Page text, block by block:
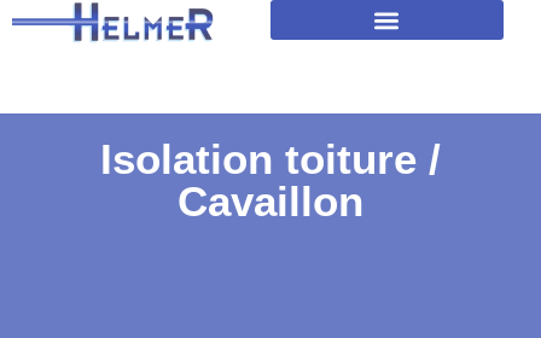
Isolation toiture /
Cavaillon